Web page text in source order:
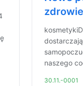
naszego
30.11.-0001